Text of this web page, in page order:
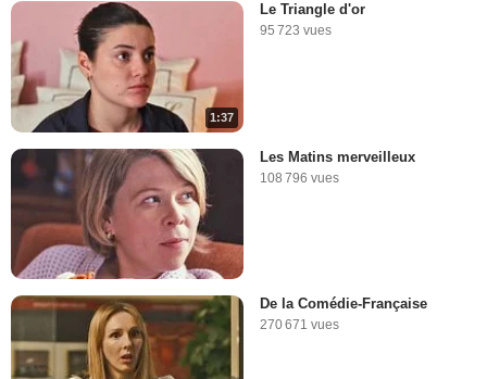
1:37
Le Triangle d'or
95 723 vues
Les Matins merveilleux
108 796 vues
De la Comédie-Française
270 671 vues